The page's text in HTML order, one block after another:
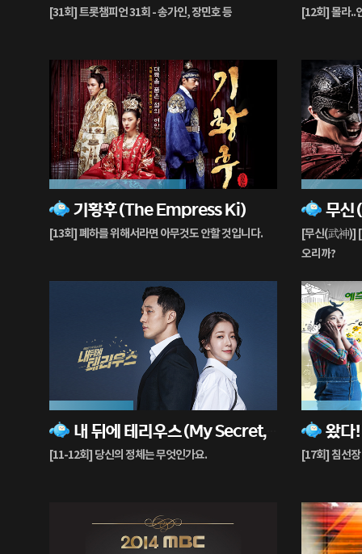
[31회] 트롯챔피언 31회 - 송가인, 장민호 등
생
[12회] 몰라..
생
기황후(The Empress Ki)
[13회] 폐하를 위해서라면 아무것도 안할 것입니다.
60%
재
생
무
[무신(武神)]
오리까?
99%
재
생
중
[11-12회] 당신의 정체는 무엇인가요.
37%
재
생
[17회] 침선
60%
재
생